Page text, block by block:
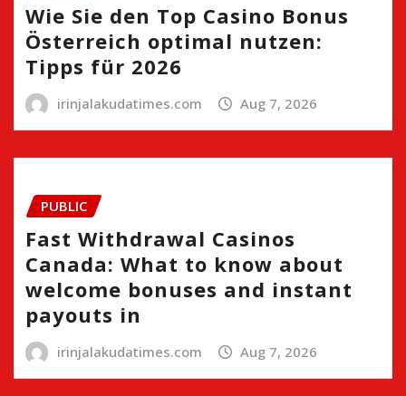
Wie Sie den Top Casino Bonus
Österreich optimal nutzen:
Tipps für 2026
irinjalakudatimes.com Aug 7, 2026
PUBLIC
Fast Withdrawal Casinos
Canada: What to know about
welcome bonuses and instant
payouts in
irinjalakudatimes.com Aug 7, 2026